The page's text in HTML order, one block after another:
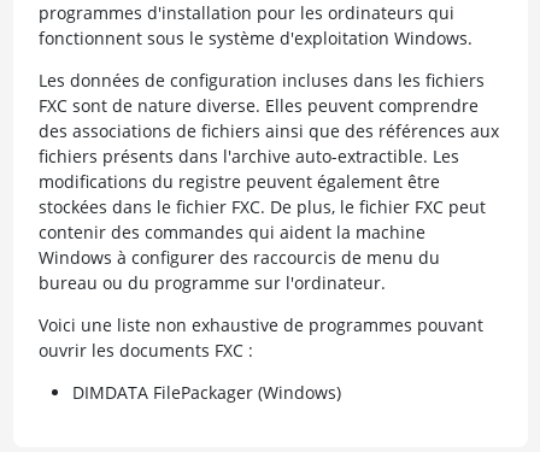
programmes d'installation pour les ordinateurs qui
fonctionnent sous le système d'exploitation Windows.
Les données de configuration incluses dans les fichiers
FXC sont de nature diverse. Elles peuvent comprendre
des associations de fichiers ainsi que des références aux
fichiers présents dans l'archive auto-extractible. Les
modifications du registre peuvent également être
stockées dans le fichier FXC. De plus, le fichier FXC peut
contenir des commandes qui aident la machine
Windows à configurer des raccourcis de menu du
bureau ou du programme sur l'ordinateur.
Voici une liste non exhaustive de programmes pouvant
ouvrir les documents FXC :
DIMDATA FilePackager (Windows)